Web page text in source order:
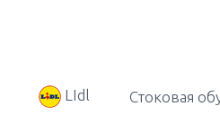
LIdl Стоковая